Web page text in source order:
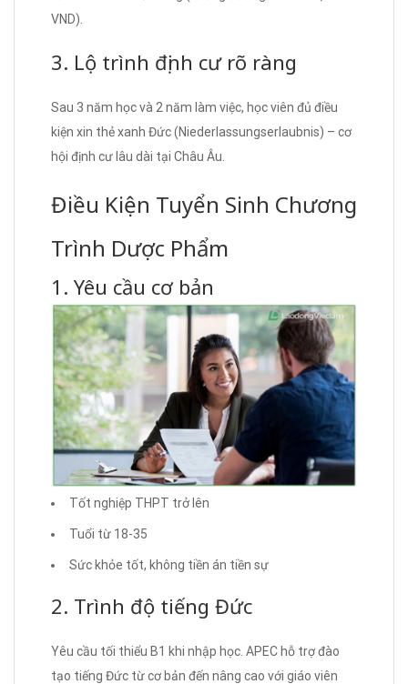
VND).
3. Lộ trình định cư rõ ràng
Sau 3 năm học và 2 năm làm việc, học viên đủ điều
kiện xin thẻ xanh Đức (Niederlassungserlaubnis) – cơ
hội định cư lâu dài tại Châu Âu.
Điều Kiện Tuyển Sinh Chương
Trình Dược Phẩm
1. Yêu cầu cơ bản
Tốt nghiệp THPT trở lên
Tuổi từ 18-35
Sức khỏe tốt, không tiền án tiền sự
2. Trình độ tiếng Đức
Yêu cầu tối thiểu B1 khi nhập học. APEC hỗ trợ đào
tạo tiếng Đức từ cơ bản đến nâng cao với giáo viên